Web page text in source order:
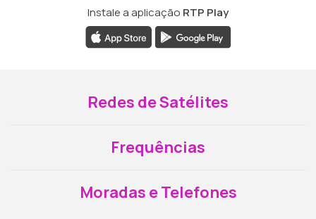
Instale a aplicação RTP Play
Redes de Satélites
Frequências
Moradas e Telefones